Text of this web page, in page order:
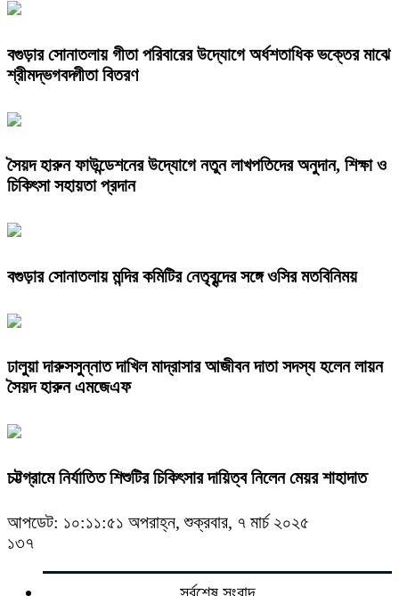
বগুড়ার সোনাতলায় গীতা পরিবারের উদ্যোগে অর্ধশতাধিক ভক্তের মাঝে
শ্রীমদ্ভগবদ্গীতা বিতরণ
সৈয়দ হারুন ফাউন্ডেশনের উদ্যোগে নতুন লাখপতিদের অনুদান, শিক্ষা ও
চিকিৎসা সহায়তা প্রদান
বগুড়ার সোনাতলায় মন্দির কমিটির নেতৃবৃন্দের সঙ্গে ওসির মতবিনিময়
ঢালুয়া দারুসসুন্নাত দাখিল মাদ্রাসার আজীবন দাতা সদস্য হলেন লায়ন
সৈয়দ হারুন এমজেএফ
চট্টগ্রামে নির্যাতিত শিশুটির চিকিৎসার দায়িত্ব নিলেন মেয়র শাহাদাত
আপডেট: ১০:১১:৫১ অপরাহ্ন, শুক্রবার, ৭ মার্চ ২০২৫
১৩৭